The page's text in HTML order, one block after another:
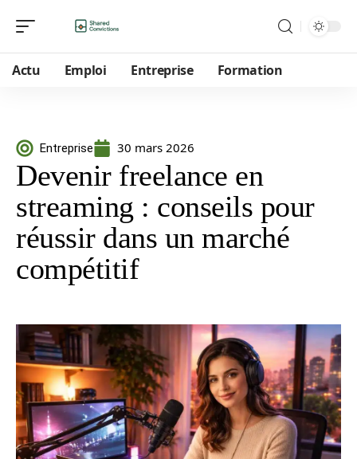
Actu Emploi Entreprise Formation
Entreprise 30 mars 2026
Devenir freelance en
streaming : conseils pour
réussir dans un marché
compétitif